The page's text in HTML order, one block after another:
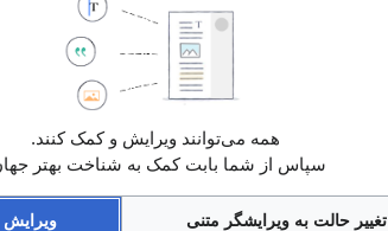
همه می‌توانند ویرایش و کمک کنند.
سپاس از شما بابت کمک به شناخت بهتر
تغییر حالت به ویرایشگر متنی ویرایش